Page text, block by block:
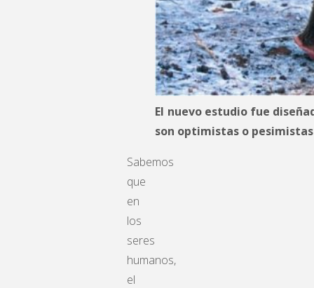
El nuevo estudio fue
son optimistas o
Sabemos
que
en
los
seres
humanos,
el